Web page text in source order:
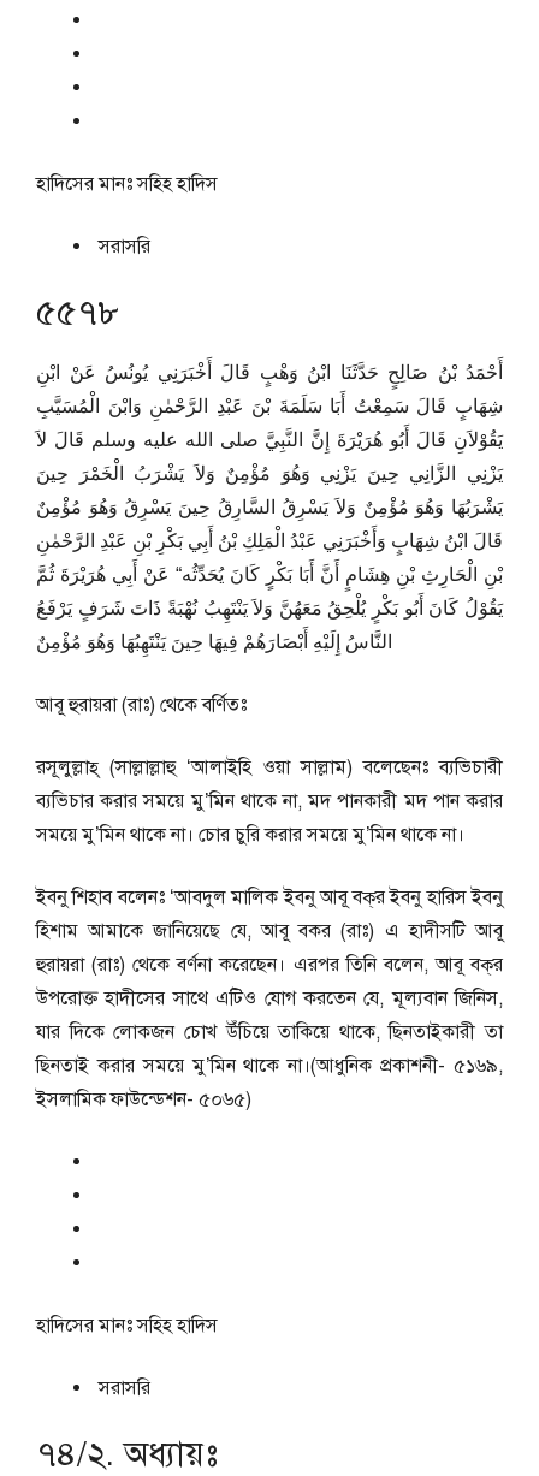
হাদিসের মানঃসহিহ হাদিস
সরাসরি
৫৫৭৮
أَحْمَدُ بْنُ صَالِحٍ حَدَّثَنَا ابْنُ وَهْبٍ قَالَ أَخْبَرَنِي يُونُسُ عَنْ ابْنِ
شِهَابٍ قَالَ سَمِعْتُ أَبَا سَلَمَةَ بْنَ عَبْدِ الرَّحْمٰنِ وَابْنَ الْمُسَيَّبِ
يَقُوْلاَنِ قَالَ أَبُو هُرَيْرَةَ إِنَّ النَّبِيَّ صلى الله عليه وسلم قَالَ لاَ
يَزْنِي الزَّانِي حِينَ يَزْنِي وَهُوَ مُؤْمِنٌ وَلاَ يَشْرَبُ الْخَمْرَ حِينَ
يَشْرَبُهَا وَهُوَ مُؤْمِنٌ وَلاَ يَسْرِقُ السَّارِقُ حِينَ يَسْرِقُ وَهُوَ مُؤْمِنٌ
قَالَ ابْنُ شِهَابٍ وَأَخْبَرَنِي عَبْدُ الْمَلِكِ بْنُ أَبِي بَكْرِ بْنِ عَبْدِ الرَّحْمٰنِ
بْنِ الْحَارِثِ بْنِ هِشَامٍ أَنَّ أَبَا بَكْرٍ كَانَ يُحَدِّثُه“ عَنْ أَبِي هُرَيْرَةَ ثُمَّ
يَقُوْلُ كَانَ أَبُو بَكْرٍ يُلْحِقُ مَعَهُنَّ وَلاَ يَنْتَهِبُ نُهْبَةً ذَاتَ شَرَفٍ يَرْفَعُ
النَّاسُ إِلَيْهِ أَبْصَارَهُمْ فِيهَا حِينَ يَنْتَهِبُهَا وَهُوَ مُؤْمِنٌ
আবূ হুরায়রা (রাঃ) থেকে বর্ণিতঃ
রসূলুল্লাহ্‌ (সাল্লাল্লাহু ‘আলাইহি ওয়া সাল্লাম) বলেছেনঃ ব্যভিচারী
ব্যভিচার করার সময়ে মু’মিন থাকে না, মদ পানকারী মদ পান করার
সময়ে মু’মিন থাকে না। চোর চুরি করার সময়ে মু’মিন থাকে না।
ইবনু শিহাব বলেনঃ ‘আবদুল মালিক ইবনু আবূ বক্‌র ইবনু হারিস ইবনু
হিশাম আমাকে জানিয়েছে যে, আবূ বকর (রাঃ) এ হাদীসটি আবূ
হুরায়রা (রাঃ) থেকে বর্ণনা করেছেন। এরপর তিনি বলেন, আবূ বক্‌র
উপরোক্ত হাদীসের সাথে এটিও যোগ করতেন যে, মূল্যবান জিনিস,
যার দিকে লোকজন চোখ উঁচিয়ে তাকিয়ে থাকে, ছিনতাইকারী তা
ছিনতাই করার সময়ে মু’মিন থাকে না।(আধুনিক প্রকাশনী- ৫১৬৯,
ইসলামিক ফাউন্ডেশন- ৫০৬৫)
হাদিসের মানঃসহিহ হাদিস
সরাসরি
৭৪/২. অধ্যায়ঃ